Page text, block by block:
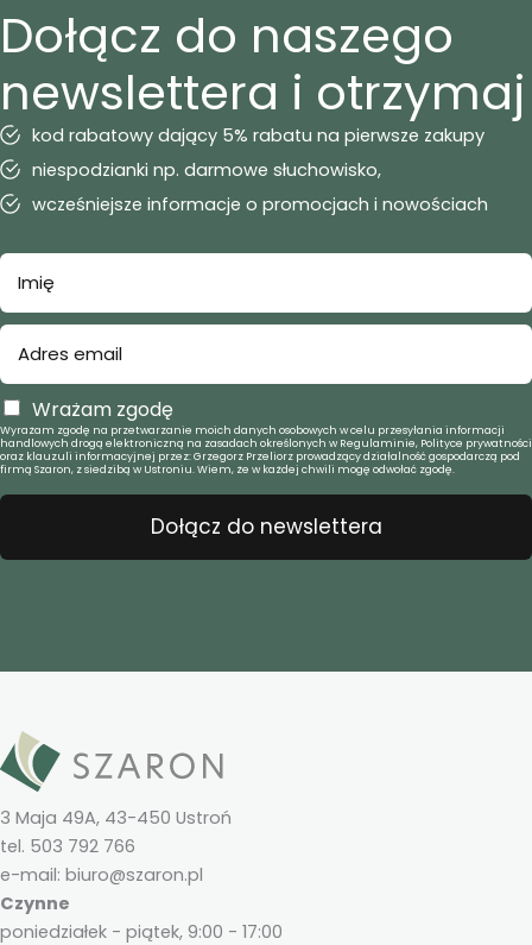
Dołącz do naszego
newslettera i otrzymaj
kod rabatowy dający 5% rabatu na pierwsze zakupy
niespodzianki np. darmowe słuchowisko,
wcześniejsze informacje o promocjach i nowościach
Wrażam zgodę
Wyrażam zgodę na przetwarzanie moich danych osobowych w celu przesyłania informacji
handlowych drogą elektroniczną na zasadach określonych w Regulaminie, Polityce prywatności
oraz klauzuli informacyjnej przez: Grzegorz Przeliorz prowadzący działalność gospodarczą pod
firmą Szaron, z siedzibą w Ustroniu. Wiem, że w każdej chwili mogę odwołać zgodę.
Dołącz do newslettera
3 Maja 49A, 43-450 Ustroń
tel. 503 792 766
e-mail: biuro@szaron.pl
Czynne
poniedziałek - piątek, 9:00 - 17:00